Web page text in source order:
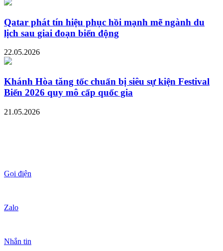
Qatar phát tín hiệu phục hồi mạnh mẽ ngành du
lịch sau giai đoạn biến động
22.05.2026
Khánh Hòa tăng tốc chuẩn bị siêu sự kiện Festival
Biển 2026 quy mô cấp quốc gia
21.05.2026
Gọi điện
Zalo
Nhắn tin